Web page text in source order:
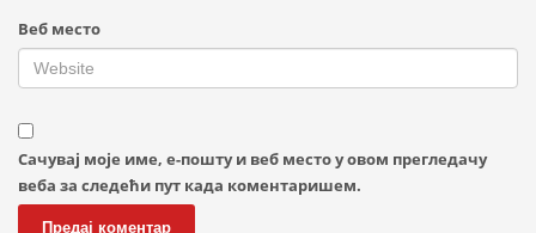
Веб место
Сачувај моје име, е-пошту и веб место у овом прегледачу
веба за следећи пут када коментаришем.